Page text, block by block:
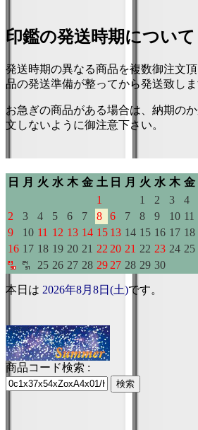
印鑑の発送時期について
発送時期の異なる商品を複数御注文
品の発送準備が整ってから発送致しま
お急ぎの商品がある場合は、納期の
文しないように御注意下さい。
本日は 2026年8月8日(土)です。
商品コード検索 :